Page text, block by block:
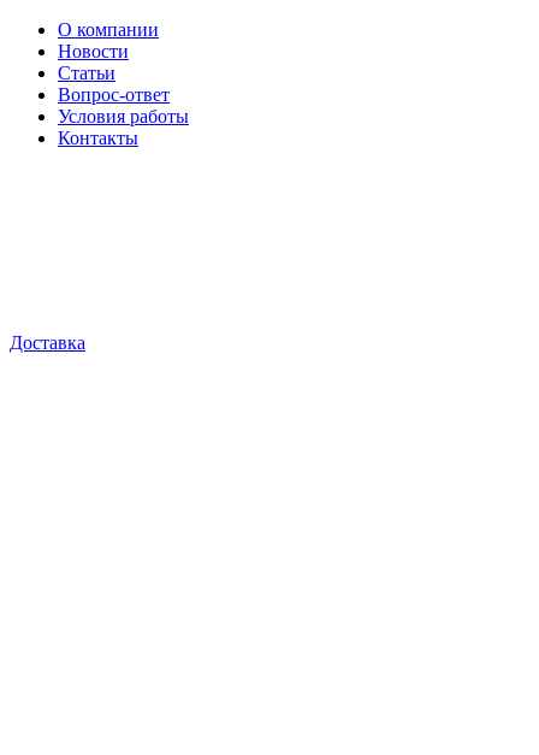
О компании
Новости
Статьи
Вопрос-ответ
Условия работы
Контакты
Доставка